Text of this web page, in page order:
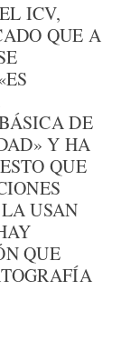
ICV,
QUE A
DE
Y HA
QUE
USAN
QUE